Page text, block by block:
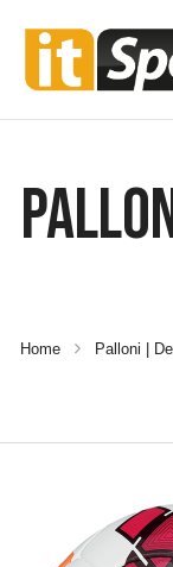
Home Palloni |